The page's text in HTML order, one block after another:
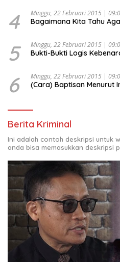
4 Minggu, 22 Februari 2015 |
Bagaimana Kita Tahu
5 Minggu, 22 Februari 2015 |
Bukti-Bukti Logis
6 Minggu, 22 Februari 2015 |
(Cara) Baptisan Menurut
Berita Kriminal
Ini adalah contoh deskripsi untuk
anda bisa memasukkan deskripsi